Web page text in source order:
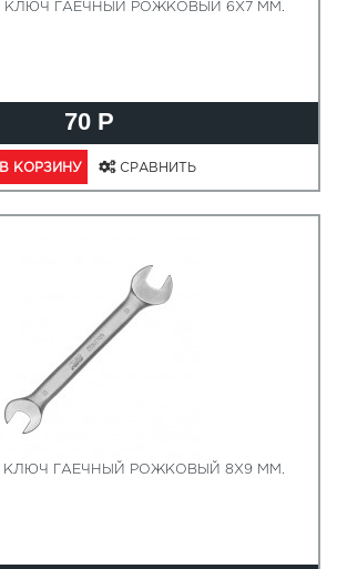
- КЛЮЧ ГАЕЧНЫЙ РОЖКОВЫЙ 6X7 ММ.
70 Р
В КОРЗИНУ СРАВНИТЬ
- КЛЮЧ ГАЕЧНЫЙ РОЖКОВЫЙ 8Х9 ММ.